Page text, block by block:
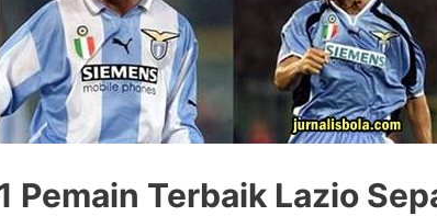
Pemain Terbaik Lazio